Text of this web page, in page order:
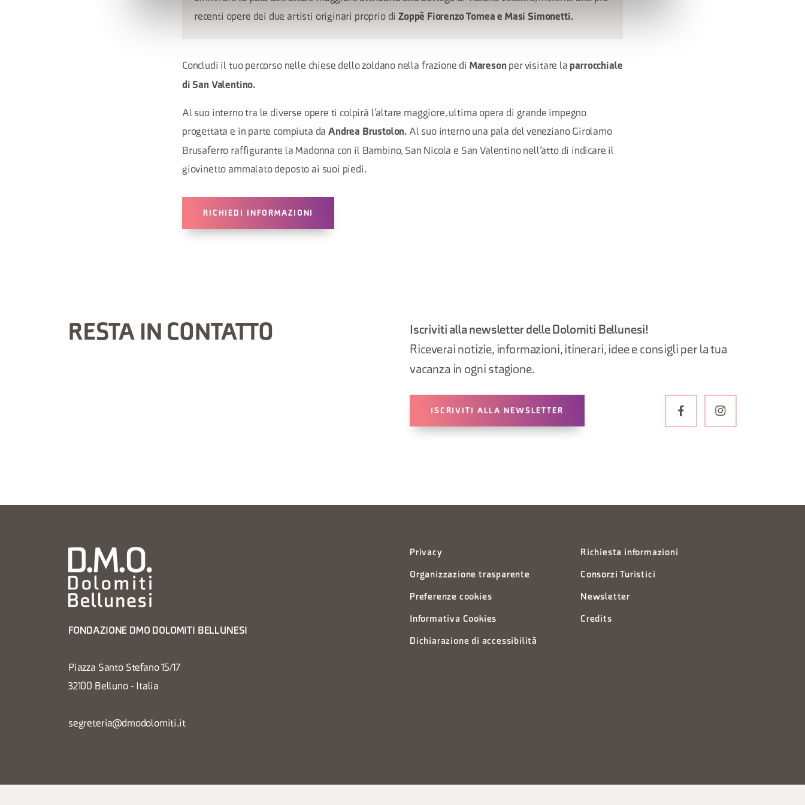
recenti opere dei due artisti originari proprio diZoppè Fiorenzo Tomea e Masi Simonetti.
Concludi il tuo percorso nelle chiese dello zoldano nella frazione di Mareson per visitare la parrocchiale
di San Valentino.
Al suo interno tra le diverse opere ti colpirà l’altare maggiore, ultima opera di grande impegno
progettata e in parte compiuta daAndrea Brustolon. Al suo interno una pala del veneziano Girolamo
Brusaferro raffigurante la Madonna con il Bambino, San Nicola e San Valentino nell’atto di indicare il
giovinetto ammalato deposto ai suoi piedi.
RICHIEDI INFORMAZIONI
RESTA IN CONTATTO
Iscriviti alla newsletter delle Dolomiti Bellunesi!
Riceverai notizie, informazioni, itinerari, idee e consigli per la tua
vacanza in ogni stagione.
ISCRIVITI ALLA NEWSLETTER
FONDAZIONE DMO DOLOMITI BELLUNESI
Piazza Santo Stefano 15/17
32100 Belluno - Italia
segreteria@dmodolomiti.it
Privacy
Organizzazione trasparente
Preferenze cookies
Informativa Cookies
Dichiarazione di accessibilità
Richiesta informazioni
Consorzi Turistici
Newsletter
Credits